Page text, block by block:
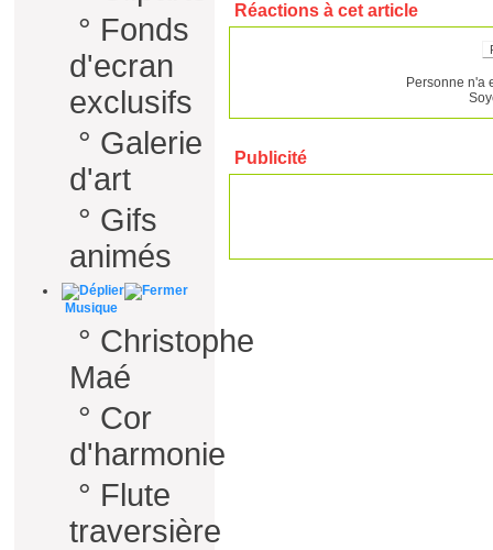
° Fonds
d'ecran
exclusifs
° Galerie
d'art
° Gifs
animés
Musique
° Christophe
Maé
° Cor
d'harmonie
° Flute
traversière
Réactions à cet article
Personne n'a
Publicité